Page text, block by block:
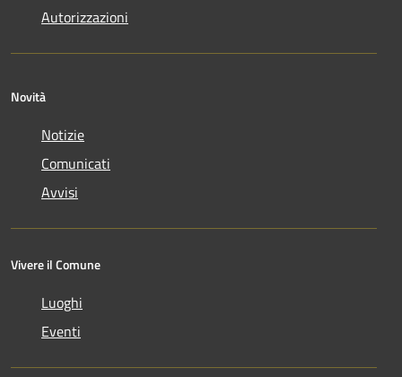
Autorizzazioni
Novità
Notizie
Comunicati
Avvisi
Vivere il Comune
Luoghi
Eventi